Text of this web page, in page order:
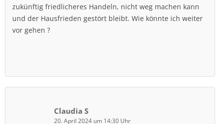
zukünftig friedlicheres Handeln, nicht weg machen kann
und der Hausfrieden gestört bleibt. Wie könnte ich weiter
vor gehen ?
Claudia S
20. April 2024 um 14:30 Uhr